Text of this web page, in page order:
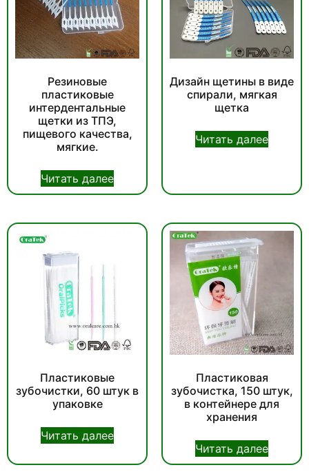
Резиновые
пластиковые
интердентальные
щетки из ТПЭ,
пищевого качества,
мягкие.
Читать далее
Дизайн щетины в виде
спирали, мягкая
щетка
Читать далее
Пластиковые
зубочистки, 60 штук в
упаковке
Читать далее
Пластиковая
зубочистка, 150 штук,
в контейнере для
хранения
Читать далее